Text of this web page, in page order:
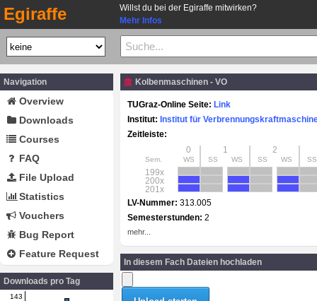
Egiraffe
Willst du bei der Egiraffe mitwirken?
Mehr Infos
Navigation
Overview
Downloads
Courses
FAQ
File Upload
Statistics
Vouchers
Bug Report
Feature Request
Downloads pro Tag
143
Kolbenmaschinen - VO
TUGraz-Online Seite: Link
Institut: Institut für
Zeitleiste:
0
1 2
Sem. WS SS WS SS WS SS
199x
200x
201x
LV-Nummer: 313.005
Semesterstunden: 2
mehr...
In diesem Fach Dateien hochladen